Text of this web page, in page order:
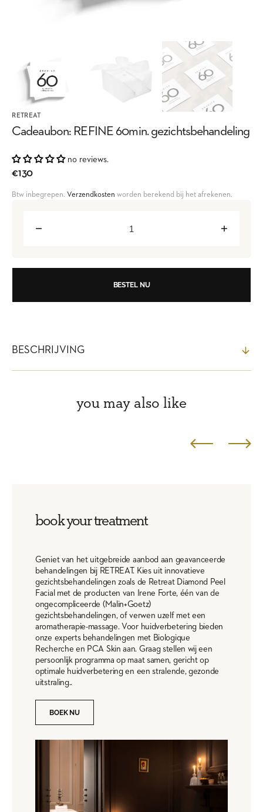
RETREAT
Cadeaubon: REFINE 60min. gezichtsbehandeling
no reviews.
Regular
price
€130
Btw inbegrepen. Verzendkosten worden berekend bij het afrekenen.
Decrease
REFINE
Increase
REFINE
BESTEL NU
BESCHRIJVING
you may also like
book your treatment
Geniet van het uitgebreide aanbod aan geavanceerde
behandelingen bij RETREAT. Kies uit innovatieve
gezichtsbehandelingen zoals de Retreat Diamond Peel
Facial met de producten van Irene Forte, één van de
ongecompliceerde (Malin+Goetz)
gezichtsbehandelingen, of verwen uzelf met een
aromatherapie-massage. Voor huidverbetering bieden
onze experts behandelingen met Biologique
Recherche en PCA Skin aan. Graag stellen wij een
persoonlijk programma op maat samen, gericht op
optimale huidverbetering en een stralende, gezonde
uitstraling..
BOEK NU